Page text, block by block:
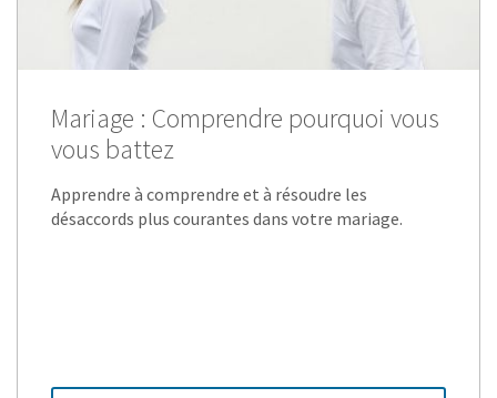
Mariage : Comprendre pourquoi vous
vous battez
Apprendre à comprendre et à résoudre les
désaccords plus courantes dans votre mariage.